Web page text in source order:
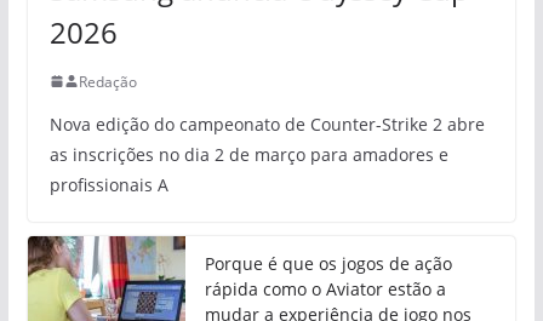
2026
Redação
Nova edição do campeonato de Counter-Strike 2 abre
as inscrições no dia 2 de março para amadores e
profissionais A
Porque é que os jogos de ação
rápida como o Aviator estão a
mudar a experiência de jogo nos